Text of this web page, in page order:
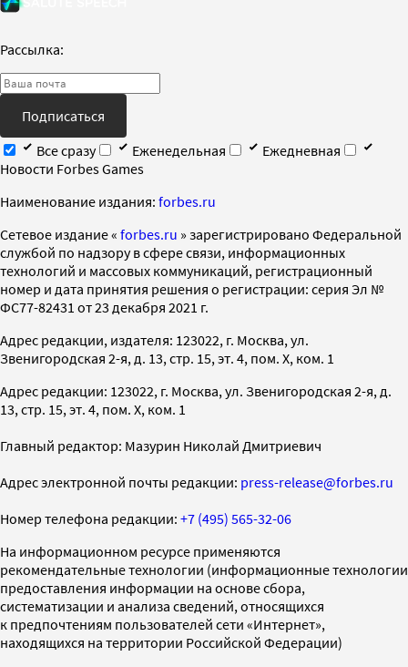
Рассылка:
Подписаться
Все сразу
Еженедельная
Ежедневная
Новости Forbes Games
Наименование издания: forbes.ru
Cетевое издание « forbes.ru » зарегистрировано Федеральной
службой по надзору в сфере связи, информационных
технологий и массовых коммуникаций, регистрационный
номер и дата принятия решения о регистрации: серия Эл №
ФС77-82431 от 23 декабря 2021 г.
Адрес редакции, издателя: 123022, г. Москва, ул.
Звенигородская 2-я, д. 13, стр. 15, эт. 4, пом. X, ком. 1
Адрес редакции: 123022, г. Москва, ул. Звенигородская 2-я, д.
13, стр. 15, эт. 4, пом. X, ком. 1
Главный редактор: Мазурин Николай Дмитриевич
Адрес электронной почты редакции: press-release@forbes.ru
Номер телефона редакции: +7 (495) 565-32-06
На информационном ресурсе применяются
рекомендательные технологии (информационные технологии
предоставления информации на основе сбора,
систематизации и анализа сведений, относящихся
к предпочтениям пользователей сети «Интернет»,
находящихся на территории Российской Федерации)